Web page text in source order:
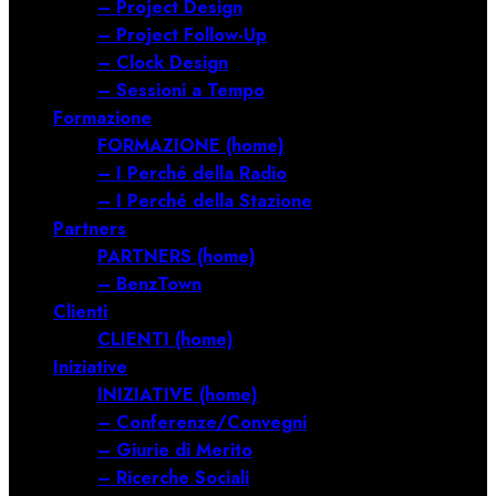
– Project Design
– Project Follow-Up
– Clock Design
– Sessioni a Tempo
Formazione
FORMAZIONE (home)
– I Perché della Radio
– I Perché della Stazione
Partners
PARTNERS (home)
– BenzTown
Clienti
CLIENTI (home)
Iniziative
INIZIATIVE (home)
– Conferenze/Convegni
– Giurie di Merito
– Ricerche Sociali